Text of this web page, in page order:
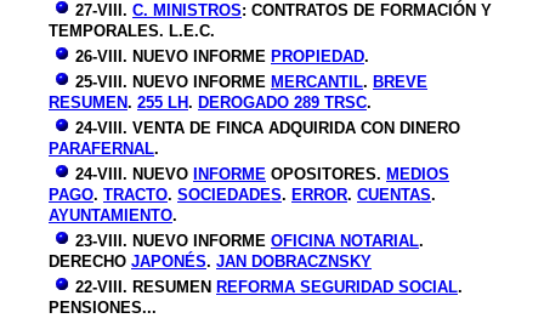
27-VIII. C. MINISTROS: CONTRATOS DE FORMACIÓN Y
TEMPORALES. L.E.C.
26-VIII. NUEVO INFORME PROPIEDAD.
25-VIII. NUEVO INFORME MERCANTIL. BREVE
RESUMEN. 255 LH. DEROGADO 289 TRSC.
24-VIII. VENTA DE FINCA ADQUIRIDA CON DINERO
PARAFERNAL.
24-VIII. NUEVO
INFORME OPOSITORES. MEDIOS
PAGO. TRACTO. SOCIEDADES. ERROR. CUENTAS.
AYUNTAMIENTO.
23-VIII. NUEVO INFORME OFICINA NOTARIAL.
DERECHO JAPONÉS. JAN DOBRACZNSKY
22-VIII. RESUMEN REFORMA SEGURIDAD SOCIAL.
PENSIONES...